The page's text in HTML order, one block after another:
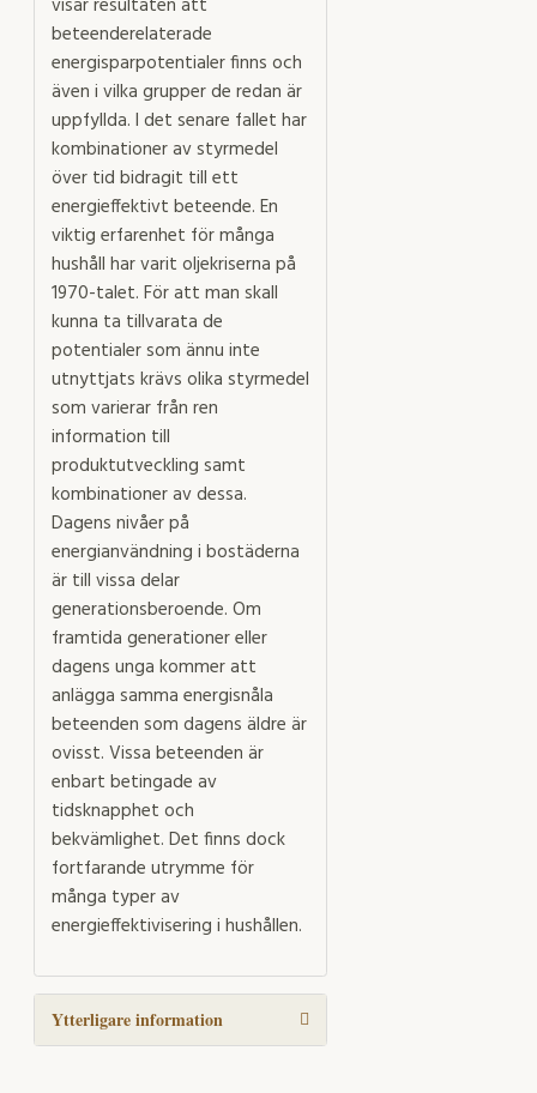
beteenderelaterade
energisparpotentialer finns och
även i vilka grupper de redan är
uppfyllda. I det senare fallet har
kombinationer av styrmedel
över tid bidragit till ett
energieffektivt beteende. En
viktig erfarenhet för många
hushåll har varit oljekriserna på
1970-talet. För att man skall
kunna ta tillvarata de
potentialer som ännu inte
utnyttjats krävs olika styrmedel
som varierar från ren
information till
produktutveckling samt
kombinationer av dessa.
Dagens nivåer på
energianvändning i bostäderna
är till vissa delar
generationsberoende. Om
framtida generationer eller
dagens unga kommer att
anlägga samma energisnåla
beteenden som dagens äldre är
ovisst. Vissa beteenden är
enbart betingade av
tidsknapphet och
bekvämlighet. Det finns dock
fortfarande utrymme för
många typer av
energieffektivisering i hushållen.
Ytterligare information